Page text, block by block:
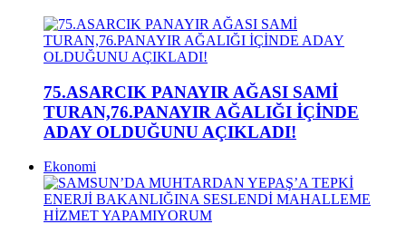
75.ASARCIK PANAYIR AĞASI SAMİ
TURAN,76.PANAYIR AĞALIĞI İÇİNDE
ADAY OLDUĞUNU AÇIKLADI!
Ekonomi